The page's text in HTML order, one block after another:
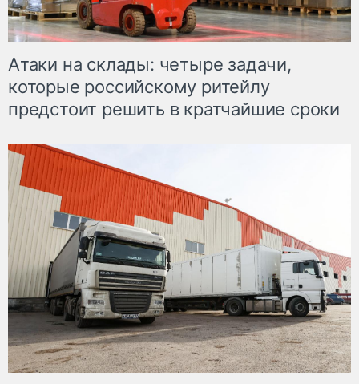
Атаки на склады: четыре задачи,
которые российскому ритейлу
предстоит решить в кратчайшие сроки